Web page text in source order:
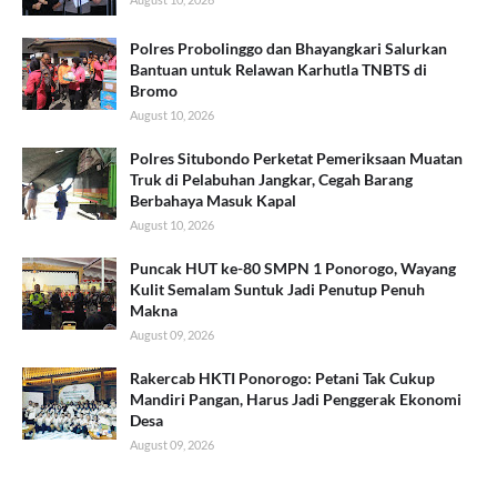
Polres Probolinggo dan Bhayangkari Salurkan
Bantuan untuk Relawan Karhutla TNBTS di
Bromo
August 10, 2026
Polres Situbondo Perketat Pemeriksaan Muatan
Truk di Pelabuhan Jangkar, Cegah Barang
Berbahaya Masuk Kapal
August 10, 2026
Puncak HUT ke-80 SMPN 1 Ponorogo, Wayang
Kulit Semalam Suntuk Jadi Penutup Penuh
Makna
August 09, 2026
Rakercab HKTI Ponorogo: Petani Tak Cukup
Mandiri Pangan, Harus Jadi Penggerak Ekonomi
Desa
August 09, 2026